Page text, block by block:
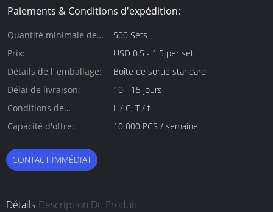
Paiements & Conditions d'expédition:
Quantité minimale de
commande:
500 Sets
Prix:
USD 0.5 - 1.5 per set
Détails de l’ emballage:
Boîte de sortie standard
Délai de livraison:
10 - 15 jours
Conditions de
paiement:
L / C, T / t
Capacité d'offre:
10 000 PCS / semaine
CONTACT IMMÉDIAT
Détails Description Du Produit